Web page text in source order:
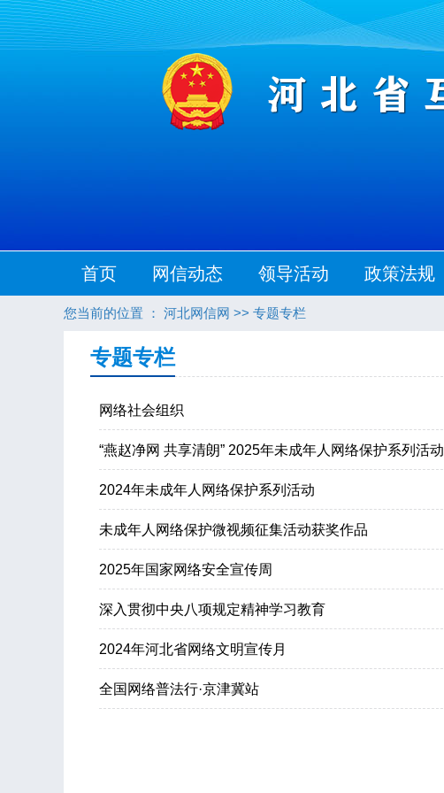
首页 网信动态 领导活动 政策法规
您当前的位置 ： 河北网信网 >> 专题专栏
专题专栏
网络社会组织
“燕赵净网 共享清朗” 2025年未成年人网络保护系列活动
2024年未成年人网络保护系列活动
未成年人网络保护微视频征集活动获奖作品
2025年国家网络安全宣传周
深入贯彻中央八项规定精神学习教育
2024年河北省网络文明宣传月
全国网络普法行·京津冀站